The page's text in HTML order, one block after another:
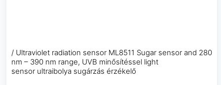
/ Ultraviolet radiation sensor ML8511 Sugar sensor and 280
nm – 390 nm range, UVB minősítéssel light
sensor ultraibolya sugárzás érzékelő